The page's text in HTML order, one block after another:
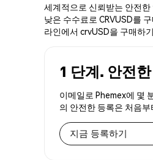
세계적으로 신뢰받는 안전
낮은 수수료로 CRVUSD를
라인에서 crvUSD을 구매하
1 단계. 안전
이메일로 Phemex에 몇
의 안전한 등록은 처음
지금 등록하기